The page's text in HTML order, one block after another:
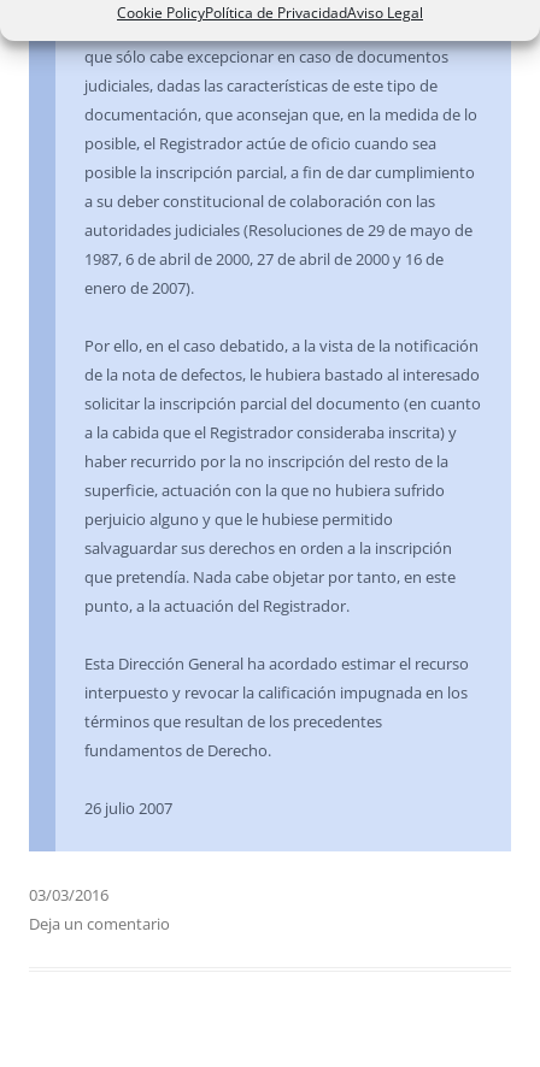
Cookie PolicyPolítica de PrivacidadAviso Legal
2004, 19 de abril de 2004 y 20 de julio de 2006); criterio
que sólo cabe excepcionar en caso de documentos
judiciales, dadas las características de este tipo de
documentación, que aconsejan que, en la medida de lo
posible, el Registrador actúe de oficio cuando sea
posible la inscripción parcial, a fin de dar cumplimiento
a su deber constitucional de colaboración con las
autoridades judiciales (Resoluciones de 29 de mayo de
1987, 6 de abril de 2000, 27 de abril de 2000 y 16 de
enero de 2007).
Por ello, en el caso debatido, a la vista de la notificación
de la nota de defectos, le hubiera bastado al interesado
solicitar la inscripción parcial del documento (en cuanto
a la cabida que el Registrador consideraba inscrita) y
haber recurrido por la no inscripción del resto de la
superficie, actuación con la que no hubiera sufrido
perjuicio alguno y que le hubiese permitido
salvaguardar sus derechos en orden a la inscripción
que pretendía. Nada cabe objetar por tanto, en este
punto, a la actuación del Registrador.
Esta Dirección General ha acordado estimar el recurso
interpuesto y revocar la calificación impugnada en los
términos que resultan de los precedentes
fundamentos de Derecho.
26 julio 2007
03/03/2016
Deja un comentario